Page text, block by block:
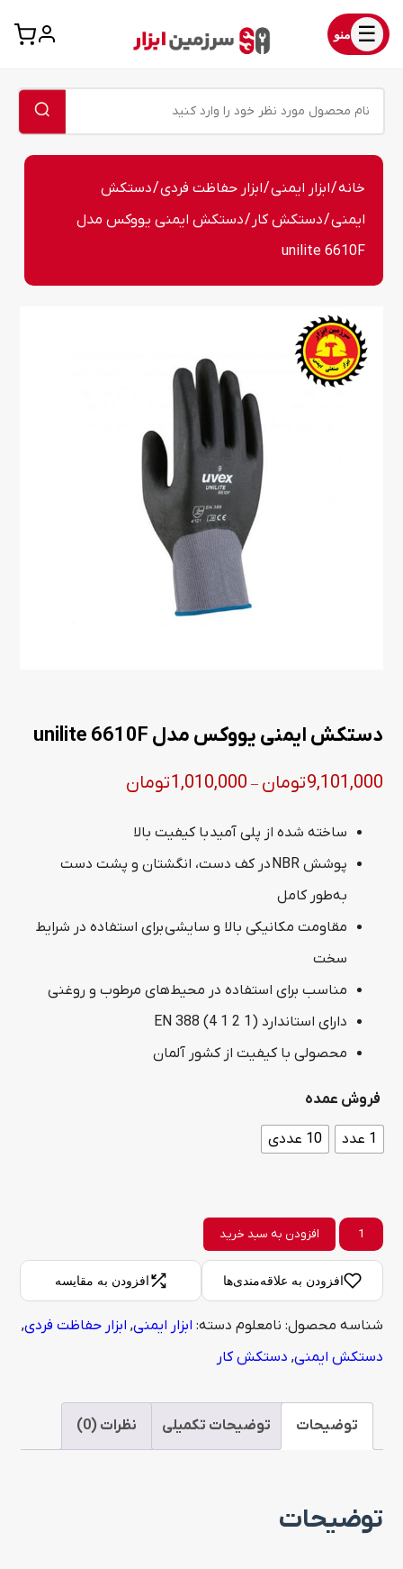
☰ منو
خانه/ابزار ایمنی/ابزار حفاظت فردی/دستکش
ایمنی/دستکش کار / دستکش ایمنی یووکس مدل
unilite 6610F
دستکش ایمنی یووکس مدل unilite 6610F
9,101,000تومان –
1,010,000تومان
through
ساخته شده از پلی آمید با کیفیت بالا
پوشش NBR در کف دست، انگشتان و پشت دست
به‌طور کامل
مقاومت مکانیکی بالا و سایشی برای استفاده در شرایط
سخت
مناسب برای استفاده در محیط‌های مرطوب و روغنی
دارای استاندارد EN 388 (4 1 2 1)
محصولی با کیفیت از کشور آلمان
فروش عمده
1 عدد 10 عددی
دستکش
ایمنی
یووکس
مدل
unilite
افزودن به سبد خرید
افزودن به علاقه‌مندی‌ها افزودن به مقایسه
شناسه محصول: نامعلوم دسته: ابزار ایمنی, ابزار حفاظت فردی,
دستکش ایمنی, دستکش کار
توضیحات توضیحات تکمیلی نظرات (0)
توضیحات